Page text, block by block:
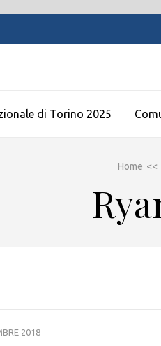
di Torino 2025
Home <<
2018